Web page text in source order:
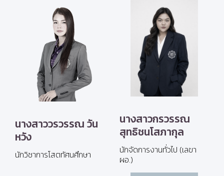
นางสาววรวรรณ วัน
หวัง
นักวิชาการโสตทัศนศึกษา
นางสาวกรวรรณ
สุทธิชนโสภากุล
นักจัดการงานทั่วไป (เลขา
ผอ.)